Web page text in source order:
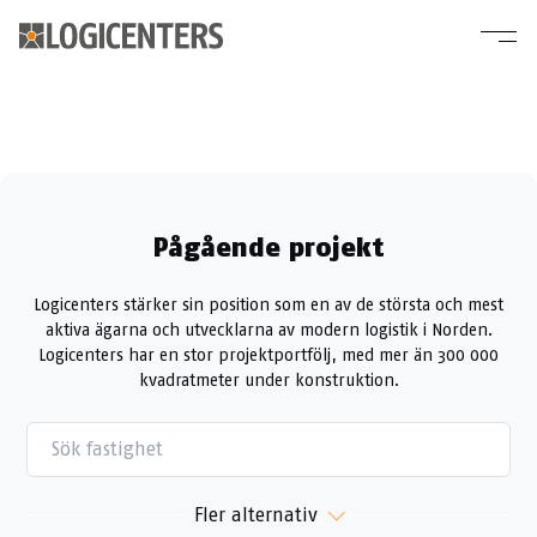
Pågående projekt
Logicenters stärker sin position som en av de största och mest
aktiva ägarna och utvecklarna av modern logistik i Norden.
Logicenters har en stor projektportfölj, med mer än 300 000
kvadratmeter under konstruktion.
NORGE DANMARK FINLAND
Fler alternativ